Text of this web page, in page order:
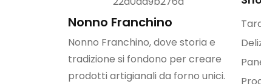
Nonno Franchino
Nonno Franchino, dove storia e
tradizione si fondono per creare
prodotti artigianali da forno unici.